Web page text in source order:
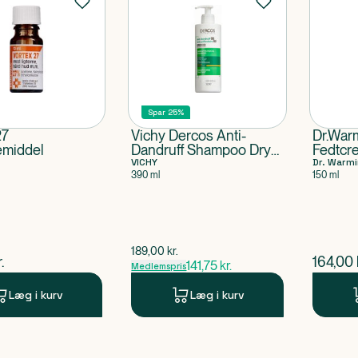
pris
Læg i kurv
Spar 25%
Vichy Dercos Anti-
Dandruff Shampoo Dry
Hair
VICHY
390 ml
$gammel pris
189,00 kr.
Medlemspris141,75 kr.
Læg i kurv
Dr.
150 ml
$
164,00